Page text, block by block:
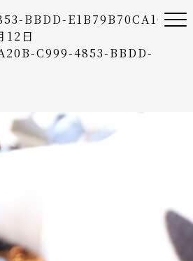
BBDD-E1B79B70CA1C
12日
C999-4853-BBDD-